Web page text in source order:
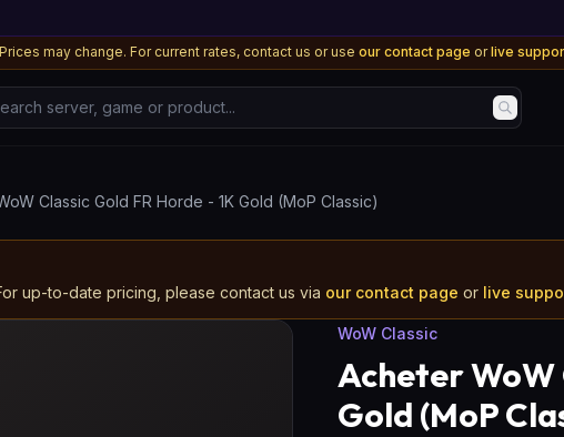
Prices may change. For current rates, contact us or use our contact page or live
server, game or product...
Classic Gold FR Horde - 1K Gold (MoP Classic)
up-to-date pricing, please contact us via our contact page or live
WoW Classic
Acheter WoW
Gold (MoP